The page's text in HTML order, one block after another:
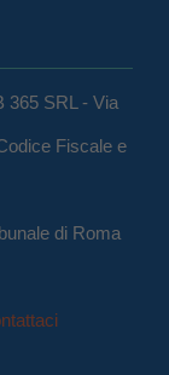
365 SRL - Via
Fiscale e
di Roma